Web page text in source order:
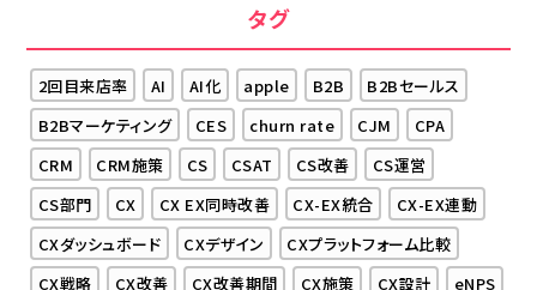
タグ
2回目来店率 AI AI化 apple B2B
B2Bセールス
B2Bマーケティング
CES churn rate CJM
CPA
CRM
CRM施策 CS CSAT CS改善
CS運営
CS部門
CX CX EX同時改善 CX-EX統合
CX-EX連動
CXダッシュボード
CXデザイン
CXプラットフォーム比較
CX戦略
CX改善 CX改善期間 CX施策 CX設計
eNPS